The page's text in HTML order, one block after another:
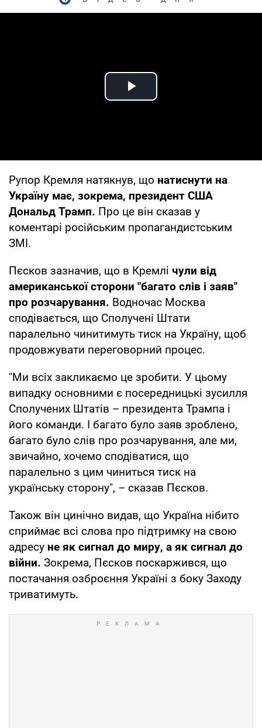
Play Video
Рупор Кремля натякнув, що натиснути на
Україну має, зокрема, президент США
Дональд Трамп. Про це він сказав у
коментарі російським пропагандистським
ЗМІ.
Пєсков зазначив, що в Кремлі чули від
американської сторони "багато слів і заяв"
про розчарування. Водночас Москва
сподівається, що Сполучені Штати
паралельно чинитимуть тиск на Україну, щоб
продовжувати переговорний процес.
"Ми всіх закликаємо це зробити. У цьому
випадку основними є посередницькі зусилля
Сполучених Штатів – президента Трампа і
його команди. І багато було заяв зроблено,
багато було слів про розчарування, але ми,
звичайно, хочемо сподіватися, що
паралельно з цим чиниться тиск на
українську сторону", – сказав Пєсков.
Також він цинічно видав, що Україна нібито
сприймає всі слова про підтримку на свою
адресу не як сигнал до миру, а як сигнал до
війни. Зокрема, Пєсков поскаржився, що
постачання озброєння Україні з боку Заходу
триватимуть.